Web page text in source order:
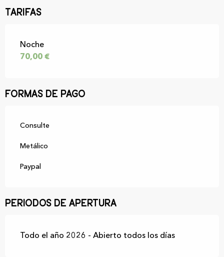
Tarifas
Tarifas 2026
Noche
70,00 €
Formas de pago
Consulte
Metálico
Paypal
Periodos de apertura
Todo el año 2026 - Abierto todos los días